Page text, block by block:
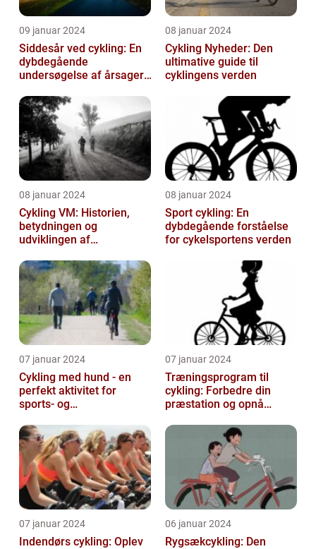
09 januar 2024
Siddesår ved cykling: En
dybdegående
undersøgelse af årsager,
behandling
08 januar 2024
Cykling Nyheder: Den
ultimative guide til
cyklingens verden
08 januar 2024
Cykling VM: Historien,
betydningen og
udviklingen af
08 januar 2024
Sport cykling: En
dybdegående forståelse
for cykelsportens verden
07 januar 2024
Cykling med hund - en
perfekt aktivitet for
sports- og
07 januar 2024
Træningsprogram til
cykling: Forbedre din
præstation og opnå
07 januar 2024
Indendørs cykling: Oplev
06 januar 2024
Rygsækcykling: Den